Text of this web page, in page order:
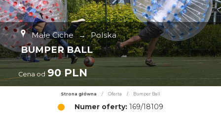
Małe Ciche → Polska
BUMPER BALL
Cena od 90 PLN
Strona główna / Oferta / Bumper Ball
Numer oferty: 169/18109